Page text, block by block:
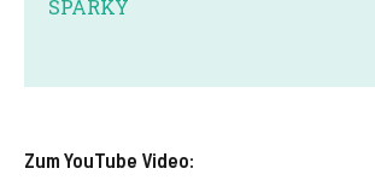
SPARKY
Zum YouTube Video: